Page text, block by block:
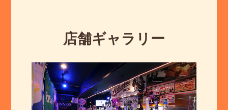
店舗ギャラリー